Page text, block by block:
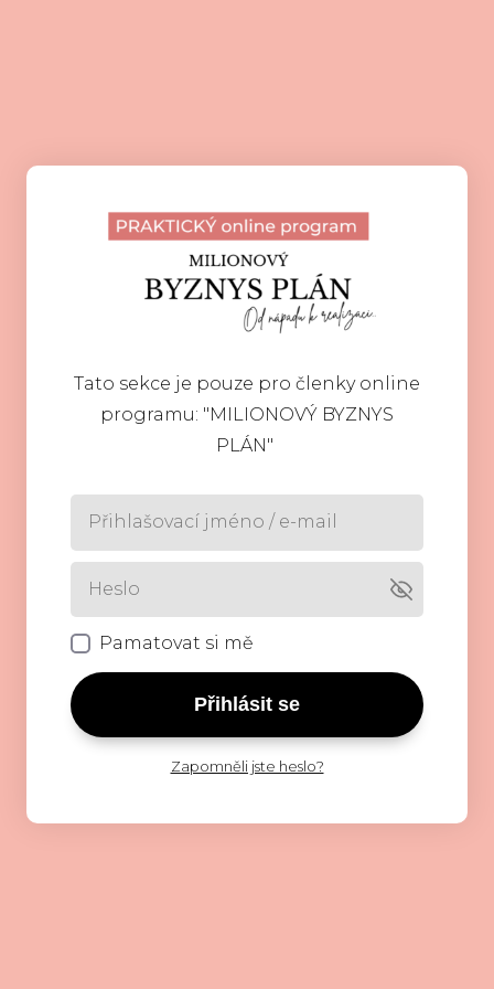
Tato sekce je pouze pro členky online
programu: "MILIONOVÝ BYZNYS
PLÁN"
Pamatovat si mě
Přihlásit se
Zapomněli jste heslo?